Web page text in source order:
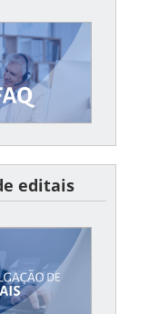
editais